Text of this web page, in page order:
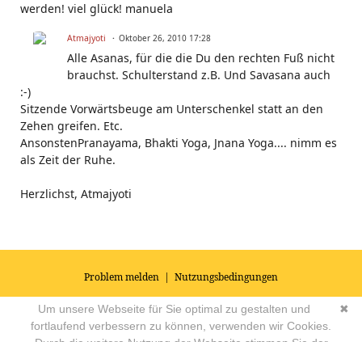
werden! viel glück! manuela
Atmajyoti Oktober 26, 2010 17:28
Alle Asanas, für die die Du den rechten Fuß nicht
brauchst. Schulterstand z.B. Und Savasana auch
:-)
Sitzende Vorwärtsbeuge am Unterschenkel statt an den
Zehen greifen. Etc.
AnsonstenPranayama, Bhakti Yoga, Jnana Yoga.... nimm es
als Zeit der Ruhe.
Herzlichst, Atmajyoti
Problem melden | Nutzungsbedingungen
© 2026Impressum|Datenschutz|AGB's| Yoga Vidya Community -
Forum für Yoga, Meditation und Ayurveda Powered by
✖
Um unsere Webseite für Sie optimal zu gestalten und
fortlaufend verbessern zu können, verwenden wir Cookies.